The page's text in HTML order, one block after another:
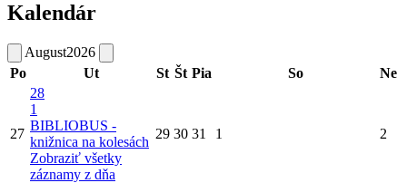
Kalendár
August2026
Po
Ut St Št Pia So Ne
27
28
1
BIBLIOBUS -
knižnica na kolesách
Zobraziť všetky
záznamy z dňa
29 30 31 1 2